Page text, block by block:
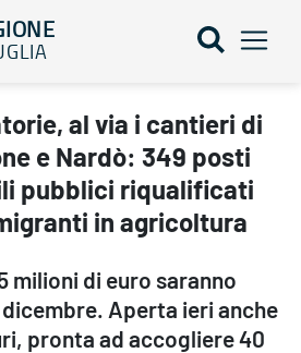
cantieri di Borgo Mezzanone e
al via i cantieri di
e Nardò: 349 posti
pubblici riqualificati
in agricoltura
milioni di euro saranno
Aperta ieri anche
pronta ad accogliere 40